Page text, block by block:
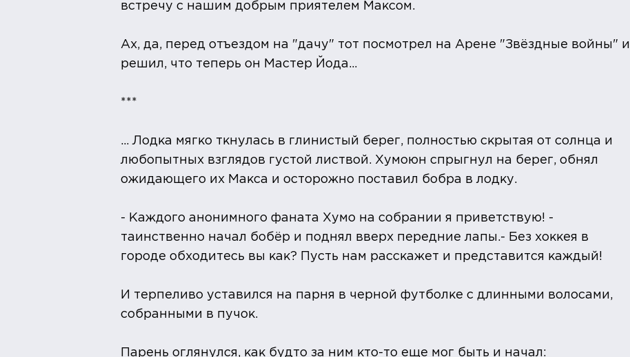
встречу с нашим добрым приятелем Максом.
Ах, да, перед отъездом на "дачу" тот посмотрел на Арене "Звёздные войны" и
решил, что теперь он Мастер Йода...
***
... Лодка мягко ткнулась в глинистый берег, полностью скрытая от солнца и
любопытных взглядов густой листвой. Хумоюн спрыгнул на берег, обнял
ожидающего их Макса и осторожно поставил бобра в лодку.
- Каждого анонимного фаната Хумо на собрании я приветствую! -
таинственно начал бобёр и поднял вверх передние лапы.- Без хоккея в
городе обходитесь вы как? Пусть нам расскажет и представится каждый!
И терпеливо уставился на парня в черной футболке с длинными волосами,
собранными в пучок.
Парень оглянулся, как будто за ним кто-то еще мог быть и начал: